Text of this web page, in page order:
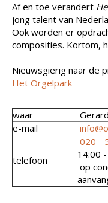
Af en toe verandert
jong talent van
Ook worden er
composities. Kortom,
Nieuwsgierig naar de
Het Orgelpark
waar
e-mail
telefoon
020 -
14:00
op